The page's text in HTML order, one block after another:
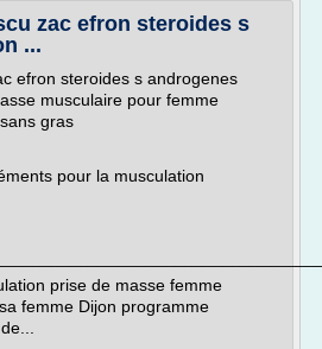
zac efron steroides s
...
efron steroides s androgenes
musculaire pour femme
gras
pour la musculation
prise de masse femme
femme Dijon programme